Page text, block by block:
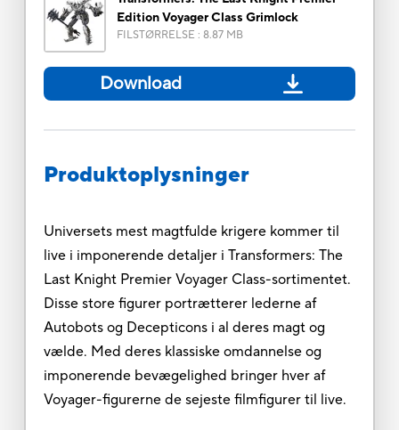
Edition Voyager Class Grimlock
FILSTØRRELSE : 8.87 MB
Download
Produktoplysninger
Universets mest magtfulde krigere kommer til
live i imponerende detaljer i Transformers: The
Last Knight Premier Voyager Class-sortimentet.
Disse store figurer portrætterer lederne af
Autobots og Decepticons i al deres magt og
vælde. Med deres klassiske omdannelse og
imponerende bevægelighed bringer hver af
Voyager-figurerne de sejeste filmfigurer til live.